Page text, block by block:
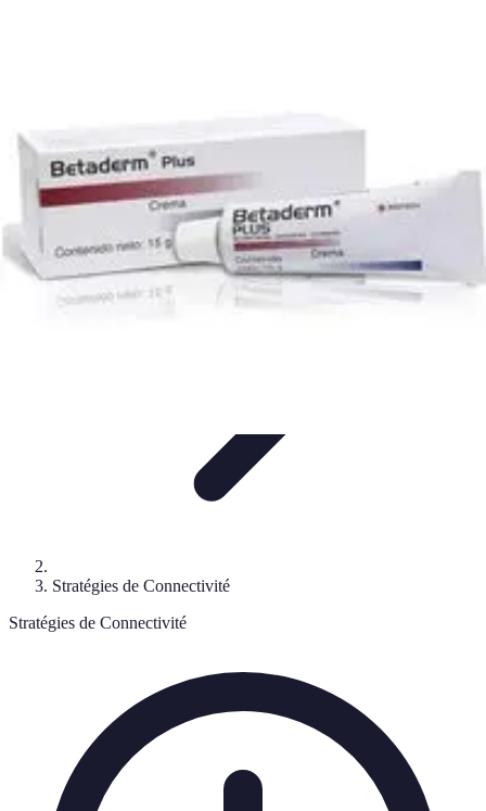
Stratégies de Connectivité
Stratégies de Connectivité